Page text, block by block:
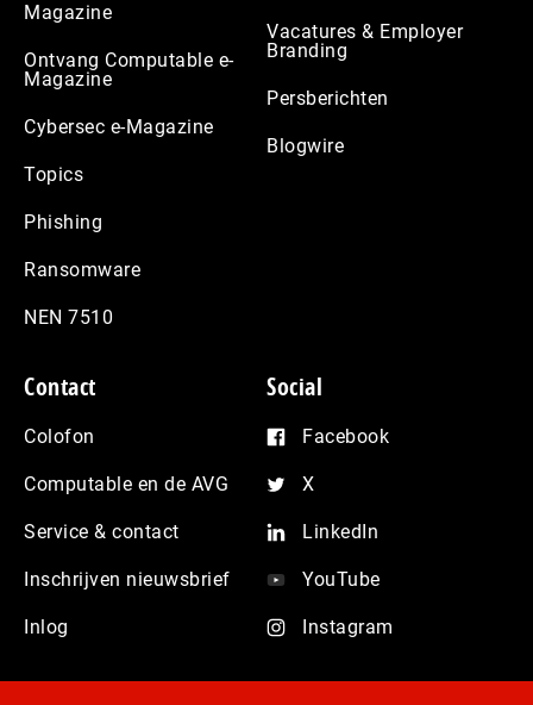
Magazine
Ontvang Computable e-
Magazine
Cybersec e-Magazine
Topics
Phishing
Ransomware
NEN 7510
Vacatures & Employer
Branding
Persberichten
Blogwire
Contact
Colofon
Computable en de AVG
Service & contact
Inschrijven nieuwsbrief
Inlog
Social
Facebook
X
LinkedIn
YouTube
Instagram